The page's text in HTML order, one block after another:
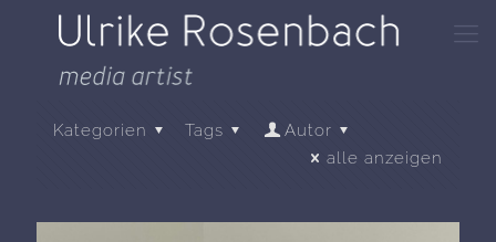
Kategorien Tags
Autor
alle anzeigen